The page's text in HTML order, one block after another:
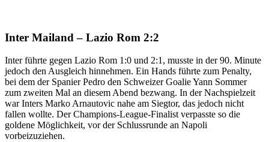
Inter Mailand – Lazio Rom 2:2
Inter führte gegen Lazio Rom 1:0 und 2:1, musste in der 90. Minute
jedoch den Ausgleich hinnehmen. Ein Hands führte zum Penalty,
bei dem der Spanier Pedro den Schweizer Goalie Yann Sommer
zum zweiten Mal an diesem Abend bezwang. In der Nachspielzeit
war Inters Marko Arnautovic nahe am Siegtor, das jedoch nicht
fallen wollte. Der Champions-League-Finalist verpasste so die
goldene Möglichkeit, vor der Schlussrunde an Napoli
vorbeizuziehen.